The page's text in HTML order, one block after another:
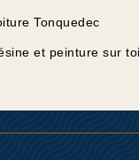
Tonquedec
et peinture sur